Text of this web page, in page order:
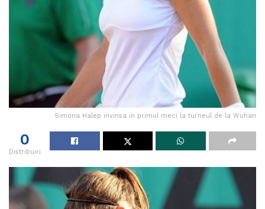
Simona Halep invinsa in primul meci la turneul de la Wuhan
0
Distribuiri